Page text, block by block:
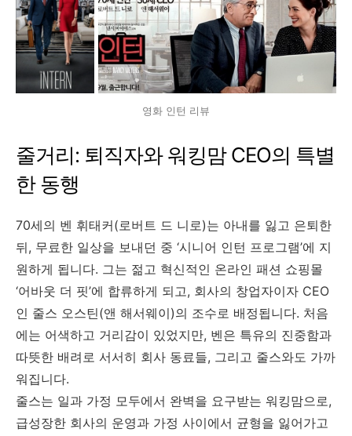
영화 인턴 리뷰
줄거리: 퇴직자와 워킹맘 CEO의 특별
한 동행
70세의 벤 휘태커(로버트 드 니로)는 아내를 잃고 은퇴한
뒤, 무료한 일상을 보내던 중 ‘시니어 인턴 프로그램’에 지
원하게 됩니다. 그는 젊고 혁신적인 온라인 패션 쇼핑몰
‘어바웃 더 핏’에 합류하게 되고, 회사의 창업자이자 CEO
인 줄스 오스틴(앤 해서웨이)의 조수로 배정됩니다. 처음
에는 어색하고 거리감이 있었지만, 벤은 특유의 진중함과
따뜻한 배려로 서서히 회사 동료들, 그리고 줄스와도 가까
워집니다.
줄스는 일과 가정 모두에서 완벽을 요구받는 워킹맘으로,
급성장한 회사의 운영과 가정 사이에서 균형을 잃어가고